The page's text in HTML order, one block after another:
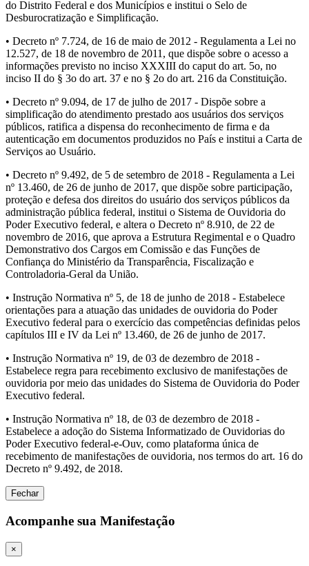
do Distrito Federal e dos Municípios e institui o Selo de
Desburocratização e Simplificação.
• Decreto nº 7.724, de 16 de maio de 2012 - Regulamenta a Lei no
12.527, de 18 de novembro de 2011, que dispõe sobre o acesso a
informações previsto no inciso XXXIII do caput do art. 5o, no
inciso II do § 3o do art. 37 e no § 2o do art. 216 da Constituição.
• Decreto nº 9.094, de 17 de julho de 2017 - Dispõe sobre a
simplificação do atendimento prestado aos usuários dos serviços
públicos, ratifica a dispensa do reconhecimento de firma e da
autenticação em documentos produzidos no País e institui a Carta de
Serviços ao Usuário.
• Decreto nº 9.492, de 5 de setembro de 2018 - Regulamenta a Lei
nº 13.460, de 26 de junho de 2017, que dispõe sobre participação,
proteção e defesa dos direitos do usuário dos serviços públicos da
administração pública federal, institui o Sistema de Ouvidoria do
Poder Executivo federal, e altera o Decreto nº 8.910, de 22 de
novembro de 2016, que aprova a Estrutura Regimental e o Quadro
Demonstrativo dos Cargos em Comissão e das Funções de
Confiança do Ministério da Transparência, Fiscalização e
Controladoria-Geral da União.
• Instrução Normativa nº 5, de 18 de junho de 2018 - Estabelece
orientações para a atuação das unidades de ouvidoria do Poder
Executivo federal para o exercício das competências definidas pelos
capítulos III e IV da Lei nº 13.460, de 26 de junho de 2017.
• Instrução Normativa nº 19, de 03 de dezembro de 2018 -
Estabelece regra para recebimento exclusivo de manifestações de
ouvidoria por meio das unidades do Sistema de Ouvidoria do Poder
Executivo federal.
• Instrução Normativa nº 18, de 03 de dezembro de 2018 -
Estabelece a adoção do Sistema Informatizado de Ouvidorias do
Poder Executivo federal-e-Ouv, como plataforma única de
recebimento de manifestações de ouvidoria, nos termos do art. 16 do
Decreto nº 9.492, de 2018.
Fechar
Acompanhe sua Manifestação
×